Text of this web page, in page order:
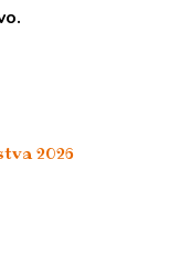
2026